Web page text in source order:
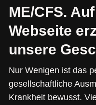
ME/CFS.
Webseite
unsere
Nur Wenigen ist das
gesellschaftliche
Krankheit bewusst.